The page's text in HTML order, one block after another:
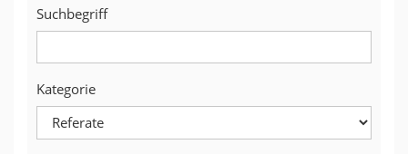
Suchbegriff
Kategorie